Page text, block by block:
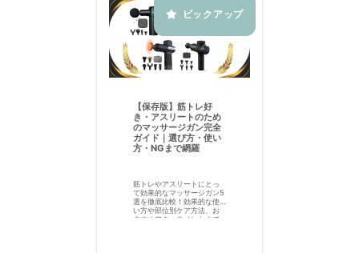
【保存版】筋トレ好
き・アスリートのため
のマッサージガン完全
ガイド｜選び方・使い
方・NGまで網羅
筋トレやアスリートにとっ
て効果的なマッサージガン5
選を徹底比較！効果的な使
い方や部位別ケア方法、お
すすめアタッチメントまで